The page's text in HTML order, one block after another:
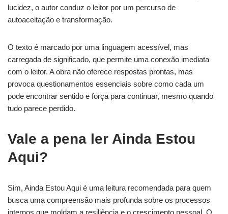
lucidez, o autor conduz o leitor por um percurso de
autoaceitação e transformação.
O texto é marcado por uma linguagem acessível, mas
carregada de significado, que permite uma conexão imediata
com o leitor. A obra não oferece respostas prontas, mas
provoca questionamentos essenciais sobre como cada um
pode encontrar sentido e força para continuar, mesmo quando
tudo parece perdido.
Vale a pena ler Ainda Estou
Aqui?
Sim, Ainda Estou Aqui é uma leitura recomendada para quem
busca uma compreensão mais profunda sobre os processos
internos que moldam a resiliência e o crescimento pessoal. O